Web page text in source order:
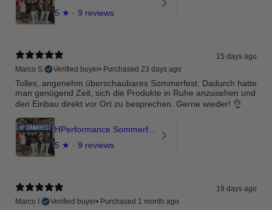
5 ★ · 9 reviews
15 days ago
Marco S.
Verified buyer• Purchased 23 days ago
Tolles, angenehm überschaubares Sommerfest. Dadurch hatte
man genügend Zeit, sich die Produkte in Ruhe anzusehen und
den Einbau direkt vor Ort zu besprechen. Gerne wieder! 👌
5 ★ · 9 reviews
19 days ago
Marco I.
Verified buyer• Purchased 1 month ago